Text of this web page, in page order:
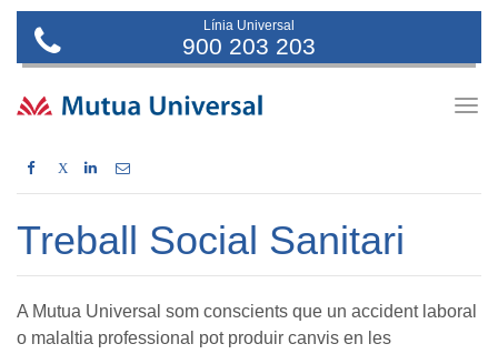
Línia Universal
900 203 203
X
Treball Social Sanitari
A Mutua Universal som conscients que un accident laboral
o malaltia professional pot produir canvis en les